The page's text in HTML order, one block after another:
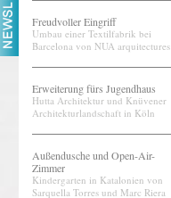
Freudvoller Eingriff
Umbau einer Textilfabrik bei
Barcelona von NUA arquitectures
Erweiterung fürs Jugendhaus
Hutta Architektur und Knüvener
Architekturlandschaft in Köln
Außendusche und Open-Air-
Zimmer
Kindergarten in Katalonien von
Sarquella Torres und Marc Riera